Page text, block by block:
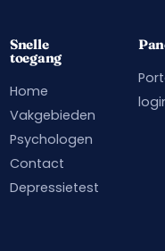
Snelle
toegang
Home
Vakgebieden
Psychologen
Contact
Depressietest